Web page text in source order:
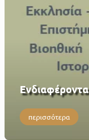
Eνδιαφέροντα
περισσότερα